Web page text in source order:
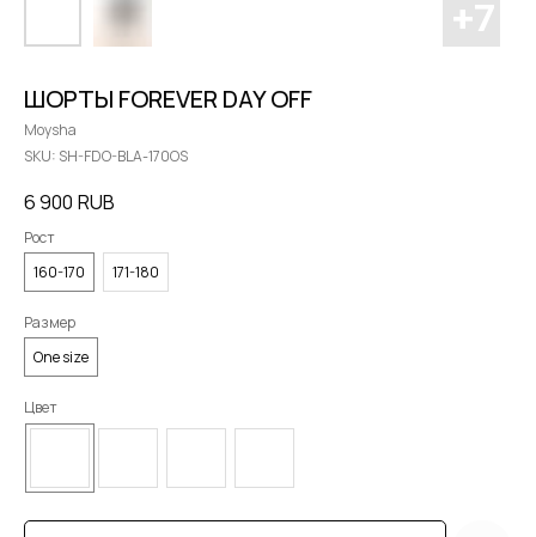
ШОРТЫ FOREVER DAY OFF
Moysha
SKU: SH-FDO-BLA-170OS
6 900 RUB
Рост
160-170
171-180
Размер
One size
Цвет